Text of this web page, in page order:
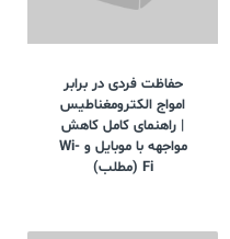
حفاظت فردی در برابر
امواج الکترومغناطیس
| راهنمای کامل کاهش
مواجهه با موبایل و Wi-
Fi (مطلب)